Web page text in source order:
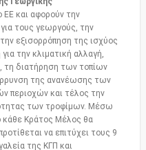
ΕΕ και αφορούν την
τους γεωργούς, την
εξισορρόπηση της ισχύος
την κλιματική αλλαγή,
τη διατήρηση των τοπίων
της ανανέωσης των
περιοχών και τέλος την
των τροφίμων. Μέσω
κάθε Κράτος Μέλος θα
να επιτύχει τους 9
της ΚΓΠ και